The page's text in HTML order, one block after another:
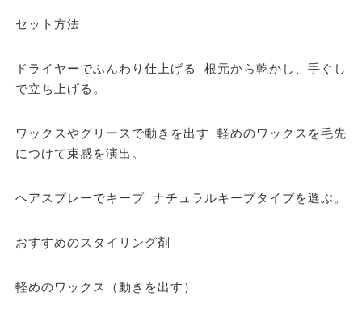
セット方法
ドライヤーでふんわり仕上げる 根元から乾かし、手ぐし
で立ち上げる。
ワックスやグリースで動きを出す 軽めのワックスを毛先
につけて束感を演出。
ヘアスプレーでキープ ナチュラルキープタイプを選ぶ。
おすすめのスタイリング剤
軽めのワックス（動きを出す）